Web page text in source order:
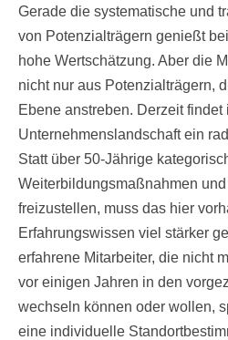
Gerade die systematische und
von Potenzialträgern genießt
hohe Wertschätzung. Aber die
nicht nur aus Potenzialträgern,
Ebene anstreben. Derzeit findet
Unternehmenslandschaft ein
Statt über 50-Jährige
Weiterbildungsmaßnahmen
freizustellen, muss das hier
Erfahrungswissen viel stärker
erfahrene Mitarbeiter, die nicht
vor einigen Jahren in den
wechseln können oder wollen,
eine individuelle